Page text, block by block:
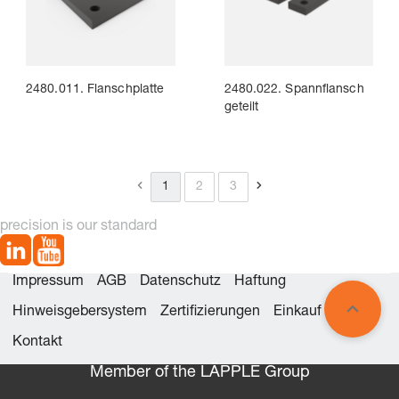
2480.011. Flanschplatte
2480.022. Spannflansch
geteilt
1 2 3
precision is our standard
Impressum AGB Datenschutz Haftung
Hinweisgebersystem Zertifizierungen Einkauf
Kontakt
Member of the LÄPPLE Group